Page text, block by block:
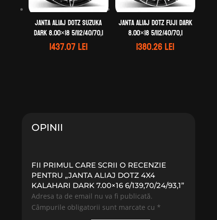
Janta aliaj DOTZ Suzuka
dark 8.00×18 5/112/40/70,1
1437.07lei
Janta aliaj DOTZ Fuji dark
8.00×18 5/112/40/70,1
1380.26lei
OPINII
FII PRIMUL CARE SCRII O RECENZIE
PENTRU „JANTA ALIAJ DOTZ 4X4
KALAHARI DARK 7.00×16 6/139,70/24/93,1”
Adresa ta de email nu va fi publicată.
Câmpurile obligatorii sunt marcate cu *